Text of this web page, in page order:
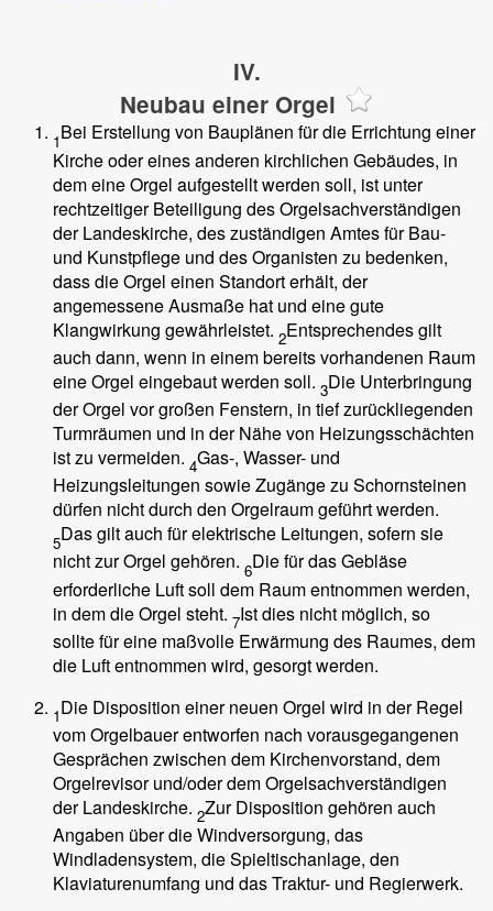
IV.
Neubau einer Orgel
1Bei Erstellung von Bauplänen für die Errichtung einer
Kirche oder eines anderen kirchlichen Gebäudes, in
dem eine Orgel aufgestellt werden soll, ist unter
rechtzeitiger Beteiligung des Orgelsachverständigen
der Landeskirche, des zuständigen Amtes für Bau-
und Kunstpflege und des Organisten zu bedenken,
dass die Orgel einen Standort erhält, der
angemessene Ausmaße hat und eine gute
Klangwirkung gewährleistet. 2Entsprechendes gilt
auch dann, wenn in einem bereits vorhandenen Raum
eine Orgel eingebaut werden soll. 3Die Unterbringung
der Orgel vor großen Fenstern, in tief zurückliegenden
Turmräumen und in der Nähe von Heizungsschächten
ist zu vermeiden. 4Gas-, Wasser- und
Heizungsleitungen sowie Zugänge zu Schornsteinen
dürfen nicht durch den Orgelraum geführt werden.
5Das gilt auch für elektrische Leitungen, sofern sie
nicht zur Orgel gehören. 6Die für das Gebläse
erforderliche Luft soll dem Raum entnommen werden,
in dem die Orgel steht. 7Ist dies nicht möglich, so
sollte für eine maßvolle Erwärmung des Raumes, dem
die Luft entnommen wird, gesorgt werden.
1Die Disposition einer neuen Orgel wird in der Regel
vom Orgelbauer entworfen nach vorausgegangenen
Gesprächen zwischen dem Kirchenvorstand, dem
Orgelrevisor und/oder dem Orgelsachverständigen
der Landeskirche. 2Zur Disposition gehören auch
Angaben über die Windversorgung, das
Windladensystem, die Spieltischanlage, den
Klaviaturenumfang und das Traktur- und Regierwerk.